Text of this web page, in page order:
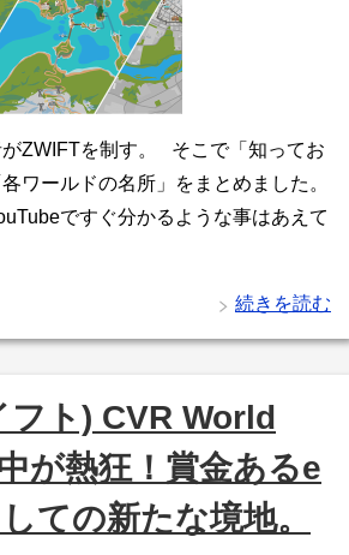
ZWIFTを制す。 そこで「知ってお
ワールドの名所」をまとめました。
ですぐ分かるような事はあえて
続きを読む
フト) CVR World
が熱狂！賞金あるe
ての新たな境地。